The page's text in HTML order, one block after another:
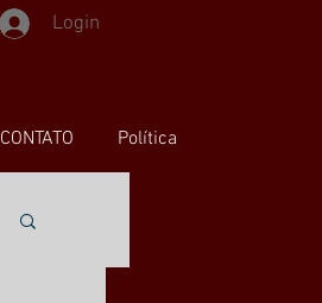
Login
CONTATO Política